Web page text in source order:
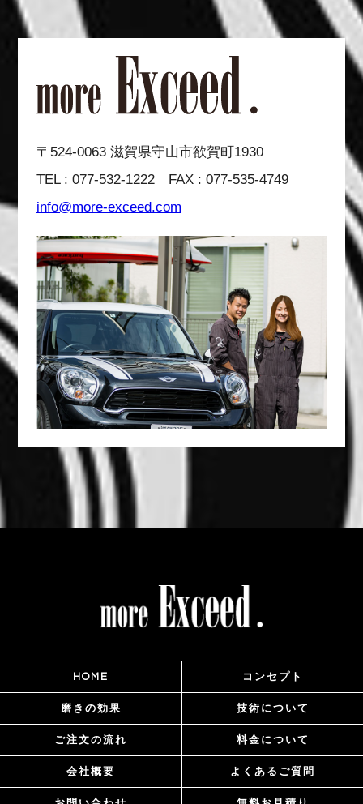
〒524-0063 滋賀県守山市欲賀町1930
TEL : 077-532-1222 FAX : 077-535-4749
info@more-exceed.com
HOME コンセプト
磨きの効果 技術について
ご注文の流れ 料金について
会社概要 よくあるご質問